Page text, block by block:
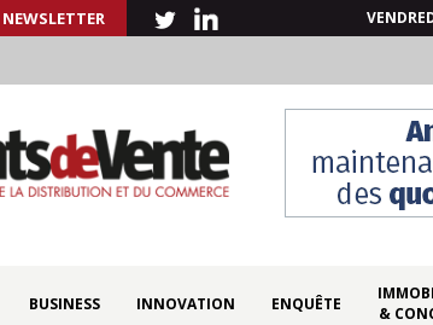
BUSINESS INNOVATION ENQUÊTE
&